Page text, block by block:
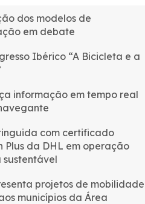
dos modelos de
em debate
Ibérico “A Bicicleta e a
informação em tempo real
com certificado
Plus da DHL em operação
sustentável
projetos de mobilidade
municípios da Área